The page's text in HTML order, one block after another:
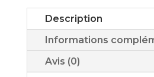
DMTE
Description
Informations
Avis (0)